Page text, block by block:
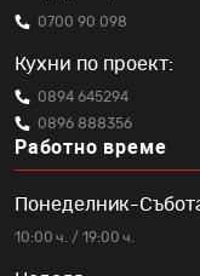
0700 90 098
Кухни по проект:
0894 645294
0896 888356
Работно време
Понеделник-
10:00 ч. / 19:00 ч.